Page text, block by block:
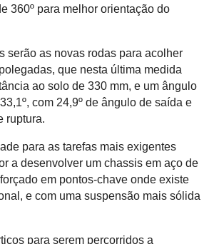
360º para melhor orientação do
serão as novas rodas para acolher
que nesta última medida
ao solo de 330 mm, e um ângulo
com 24,9º de ângulo de saída e
ruptura.
para as tarefas mais exigentes
a desenvolver um chassis em aço de
em pontos-chave onde existe
e com uma suspensão mais sólida
para serem percorridos a